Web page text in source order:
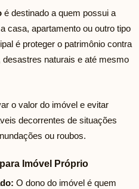
é destinado a quem possui a
casa, apartamento ou outro tipo
é proteger o patrimônio contra
naturais e até mesmo
o valor do imóvel e evitar
decorrentes de situações
ou roubos.
Imóvel Próprio
O dono do imóvel é quem